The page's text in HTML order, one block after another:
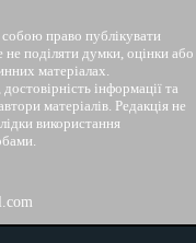
право публікувати
не поділяти думки, оцінки або
матеріалах.
інформації та
матеріалів. Редакція не
використання